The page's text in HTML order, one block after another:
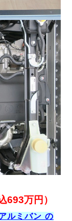
693万円）
ルミバン の